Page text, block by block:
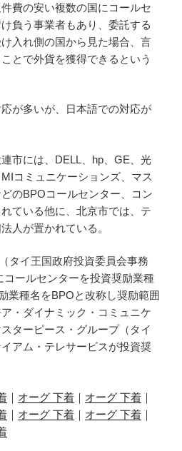
費の安い複数の国にコールセ
負う事業者もあり、委託する
入れ側の国から見た場合、言
とで外貨を獲得できるという
が多いが、日本語での対応が
市には、DELL、hp、GE、光
コミュニケーションズ、マス
のBPOコールセンター、コン
ている他に、北京市では、テ
人が置かれている。
タイ王国政府投資委員会事務
コールセンターを投資奨励業種
業種名をBPOと改称し奨励範囲
・ダイナミック・コミュニケ
ターピース・グループ（タイ
アム・テレサービスが投資奨
｜ オーグ 下着 ｜ オーグ 下着 ｜
｜ オーグ 下着 ｜ オーグ 下着 ｜